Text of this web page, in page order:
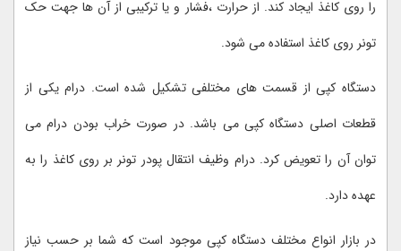
را روی کاغذ ایجاد کند. از حرارت ،فشار و یا ترکیبی از آن ها جهت حک
تونر روی کاغذ استفاده می شود.
دستگاه کپی از قسمت های مختلفی تشکیل شده است. درام یکی از
قطعات اصلی دستگاه کپی می باشد. در صورت خراب بودن درام می
توان آن را تعویض کرد. درام وظیف انتقال پودر تونر بر روی کاغذ را به
عهده دارد.
در بازار انواع مختلف دستگاه کپی موجود است که شما بر حسب نیاز